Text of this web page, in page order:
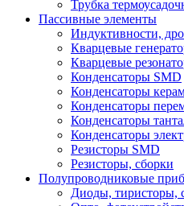
Трубка
Пассивные элементы
Индуктивности,
Кварцевые
Кварцевые
Конденсаторы SMD
Конденсаторы
Конденсаторы
Конденсаторы
Конденсаторы
Резисторы SMD
Резисторы, сборки
Полупроводниковые
Диоды, тиристоры,